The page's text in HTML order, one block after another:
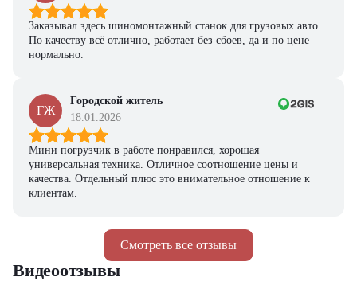
Смотреть все отзывы
Заказывал здесь шиномонтажный станок для грузовых авто.
По качеству всё отлично, работает без сбоев, да и по цене
нормально.
ГЖ
Городской житель
18.01.2026
Мини погрузчик в работе понравился, хорошая
универсальная техника. Отличное соотношение цены и
качества. Отдельный плюс это внимательное отношение к
клиентам.
Видеоотзывы